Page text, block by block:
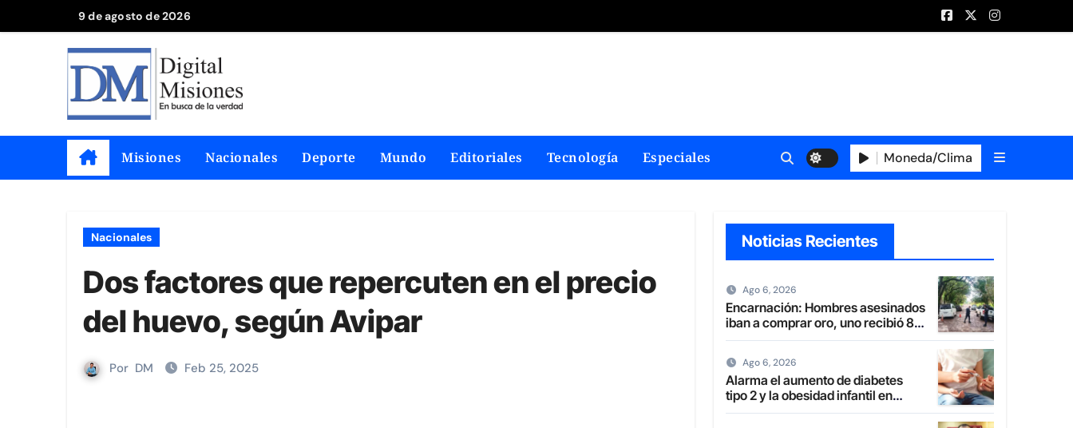
al
9 de agosto de 2026
Misiones Nacionales Deporte Mundo Editoriales Tecnología Especiales Moneda/Clima
Nacionales
Dos factores que repercuten en el precio
del huevo, según Avipar
Por DM Feb 25, 2025
Noticias Recientes
Ago 6, 2026
Encarnación: Hombres asesinados
iban a comprar oro, uno recibió 8
balazos y otro uno en la boca
Ago 6, 2026
Alarma el aumento de diabetes
tipo 2 y la obesidad infantil en
Paraguay